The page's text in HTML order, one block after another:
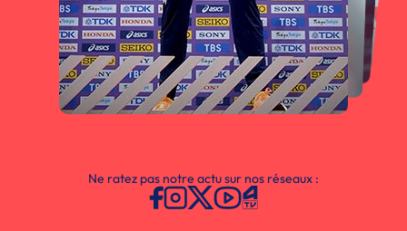
Ne ratez pas notre actu sur nos réseaux :